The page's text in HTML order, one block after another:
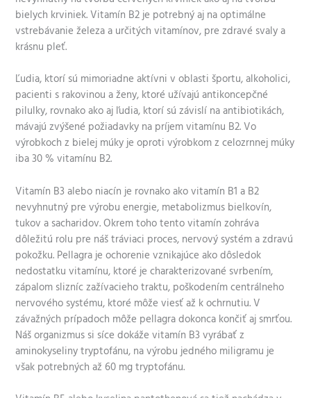
bielych krviniek. Vitamín B2 je potrebný aj na optimálne
vstrebávanie železa a určitých vitamínov, pre zdravé svaly a
krásnu pleť.
Ľudia, ktorí sú mimoriadne aktívni v oblasti športu, alkoholici,
pacienti s rakovinou a ženy, ktoré užívajú antikoncepčné
pilulky, rovnako ako aj ľudia, ktorí sú závislí na antibiotikách,
mávajú zvýšené požiadavky na príjem vitamínu B2. Vo
výrobkoch z bielej múky je oproti výrobkom z celozrnnej múky
iba 30 % vitamínu B2.
Vitamín B3 alebo niacín je rovnako ako vitamín B1 a B2
nevyhnutný pre výrobu energie, metabolizmus bielkovín,
tukov a sacharidov. Okrem toho tento vitamín zohráva
dôležitú rolu pre náš tráviaci proces, nervový systém a zdravú
pokožku. Pellagra je ochorenie vznikajúce ako dôsledok
nedostatku vitamínu, ktoré je charakterizované svrbením,
zápalom slizníc zažívacieho traktu, poškodením centrálneho
nervového systému, ktoré môže viesť až k ochrnutiu. V
závažných prípadoch môže pellagra dokonca končiť aj smrťou.
Náš organizmus si síce dokáže vitamín B3 vyrábať z
aminokyseliny tryptofánu, na výrobu jedného miligramu je
však potrebných až 60 mg tryptofánu.